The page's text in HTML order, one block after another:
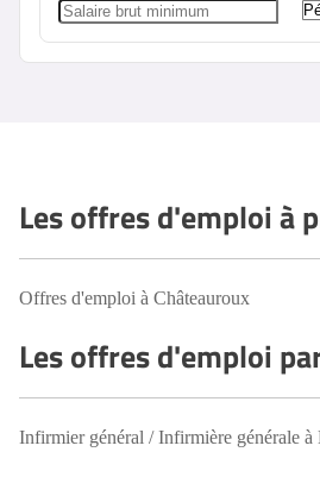
Les offres d'emploi à
Offres d'emploi à Châteauroux
Les offres d'emploi
Infirmier général / Infirmière générale